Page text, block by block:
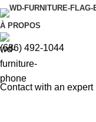
À PROPOS
(686) 492-1044
Contact with an expert